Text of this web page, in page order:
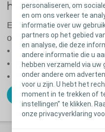
personaliseren, om
en om ons verkeer te
informatie over uw
partners op het gebied
en analyse, die deze
andere informatie die u
hebben verzameld via uw
onder andere om
voor u zijn. U hebt het
moment in te trekken of
instellingen” te klikken.
onze privacyverklaring
huidverzorging
Elk reinigingsdoekje
om:
• de huid gezond te
• roodheid te
• geïrriteerde huid te
Bestel uw gratis